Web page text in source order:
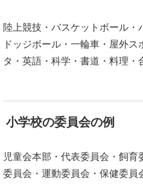
陸上競技・バスケットボール・
ドッジボール・一輪車・屋外
タ・英語・科学・書道・料理・
小学校の委員会の例
児童会本部・代表委員会・飼
委員会・運動委員会・保健委員